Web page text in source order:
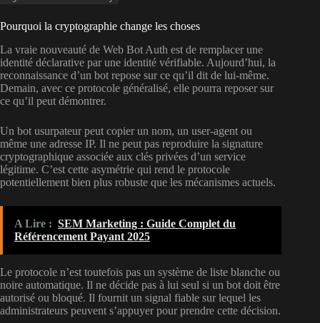
Pourquoi la cryptographie change les choses
La vraie nouveauté de Web Bot Auth est de remplacer une
identité déclarative par une identité vérifiable. Aujourd’hui, la
reconnaissance d’un bot repose sur ce qu’il dit de lui-même.
Demain, avec ce protocole généralisé, elle pourra reposer sur
ce qu’il peut démontrer.
Un bot usurpateur peut copier un nom, un user-agent ou
même une adresse IP. Il ne peut pas reproduire la signature
cryptographique associée aux clés privées d’un service
légitime. C’est cette asymétrie qui rend le protocole
potentiellement bien plus robuste que les mécanismes actuels.
A Lire : SEM Marketing : Guide Complet du
Référencement Payant 2025
Le protocole n’est toutefois pas un système de liste blanche ou
noire automatique. Il ne décide pas à lui seul si un bot doit être
autorisé ou bloqué. Il fournit un signal fiable sur lequel les
administrateurs peuvent s’appuyer pour prendre cette décision.